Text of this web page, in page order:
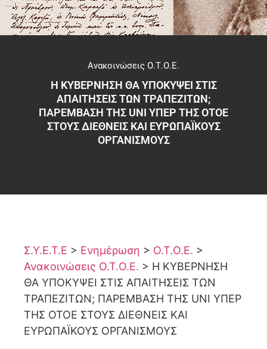
Ανακοινώσεις Ο.Τ.Ο.Ε.
Η ΚΥΒΕΡΝΗΣΗ ΘΑ ΥΠΟΚΥΨΕΙ ΣΤΙΣ
ΑΠΑΙΤΗΣΕΙΣ ΤΩΝ ΤΡΑΠΕΖΙΤΩΝ;
ΠΑΡΕΜΒΑΣΗ ΤΗΣ UNI ΥΠΕΡ ΤΗΣ ΟΤΟΕ
ΣΤΟΥΣ ΔΙΕΘΝΕΙΣ ΚΑΙ ΕΥΡΩΠΑΪΚΟΥΣ
ΟΡΓΑΝΙΣΜΟΥΣ
Σ.Υ.Ε.Τ.Ε > Ενημέρωση > Ο.Τ.Ο.Ε. >
Ανακοινώσεις Ο.Τ.Ο.Ε. > Η ΚΥΒΕΡΝΗΣΗ
ΘΑ ΥΠΟΚΥΨΕΙ ΣΤΙΣ ΑΠΑΙΤΗΣΕΙΣ ΤΩΝ
ΤΡΑΠΕΖΙΤΩΝ; ΠΑΡΕΜΒΑΣΗ ΤΗΣ UNI ΥΠΕΡ
ΤΗΣ ΟΤΟΕ ΣΤΟΥΣ ΔΙΕΘΝΕΙΣ ΚΑΙ
ΕΥΡΩΠΑΪΚΟΥΣ ΟΡΓΑΝΙΣΜΟΥΣ